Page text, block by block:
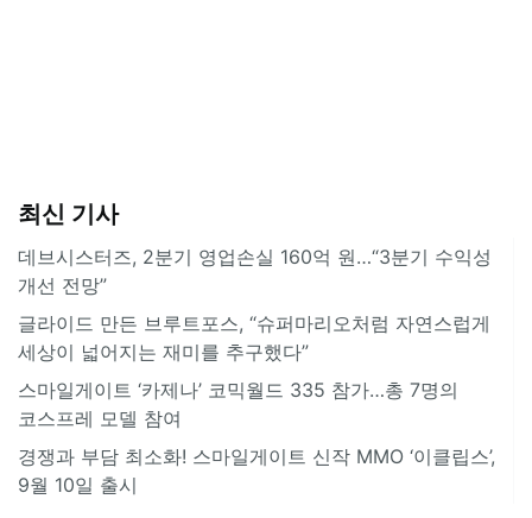
최신 기사
데브시스터즈, 2분기 영업손실 160억 원…“3분기 수익성
개선 전망”
글라이드 만든 브루트포스, “슈퍼마리오처럼 자연스럽게
세상이 넓어지는 재미를 추구했다”
스마일게이트 ‘카제나’ 코믹월드 335 참가…총 7명의
코스프레 모델 참여
경쟁과 부담 최소화! 스마일게이트 신작 MMO ‘이클립스’,
9월 10일 출시